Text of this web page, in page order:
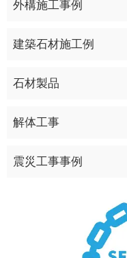
外構施工事例
建築石材施工例
石材製品
解体工事
震災工事事例